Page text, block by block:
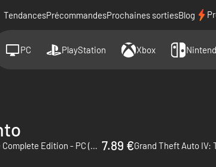
TendancesPrécommandesProchaines sortiesBlog
PC PlayStation Xbox
Grand Theft Auto IV: The Complete Edition - PC (Rockstar) 7.89 €